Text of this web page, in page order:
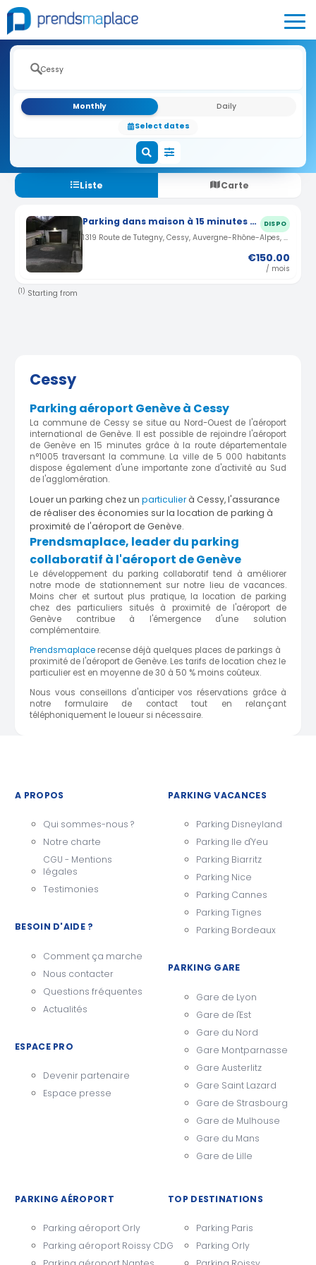
Monthly
Daily
Select dates
Liste Carte
Parking dans maison à 15 minutes de l'aéroport de Geneve à Cessy(01) DISPO
1319 Route de Tutegny, Cessy, Auvergne-Rhône-Alpes, France · 1.44 km
€150.00
/ mois
(1) Starting from
Cessy
Parking aéroport Genève à Cessy
La commune de Cessy se situe au Nord-Ouest de l'aéroport
international de Genève. Il est possible de rejoindre l'aéroport
de Genève en 15 minutes grâce à la route départementale
n°1005 traversant la commune. La ville de 5 000 habitants
dispose également d'une importante zone d'activité au Sud
de l'agglomération.
Louer un parking chez un particulierà Cessy, l'assurance
de réaliser des économies sur la location de parking à
proximité de l'aéroport de Genève.
Prendsmaplace, leader du parking
collaboratif à l'aéroport de Genève
Le développement du parking collaboratif tend à améliorer
notre mode de stationnement sur notre lieu de vacances.
Moins cher et surtout plus pratique, la location de parking
chez des particuliers situés à proximité de l'aéroport de
Genève contribue à l'émergence d'une solution
complémentaire.
Prendsmaplace recense déjà quelques places de parkings à
proximité de l'aéroport de Genève. Les tarifs de location chez le
particulier est en moyenne de 30 à 50 % moins coûteux.
Nous vous conseillons d'anticiper vos réservations grâce à
notre formulaire de contact tout en relançant
téléphoniquement le loueur si nécessaire.
A PROPOS
Qui sommes-nous ?
Notre charte
CGU - Mentions
légales
Testimonies
BESOIN D'AIDE ?
Comment ça marche
Nous contacter
Questions fréquentes
Actualités
ESPACE PRO
Devenir partenaire
Espace presse
PARKING VACANCES
Parking Disneyland
Parking Ile d'Yeu
Parking Biarritz
Parking Nice
Parking Cannes
Parking Tignes
Parking Bordeaux
PARKING GARE
Gare de Lyon
Gare de l'Est
Gare du Nord
Gare Montparnasse
Gare Austerlitz
Gare Saint Lazard
Gare de Strasbourg
Gare de Mulhouse
Gare du Mans
Gare de Lille
PARKING AÉROPORT
Parking aéroport Orly
Parking aéroport Roissy CDG
TOP DESTINATIONS
Parking Paris
Parking Orly